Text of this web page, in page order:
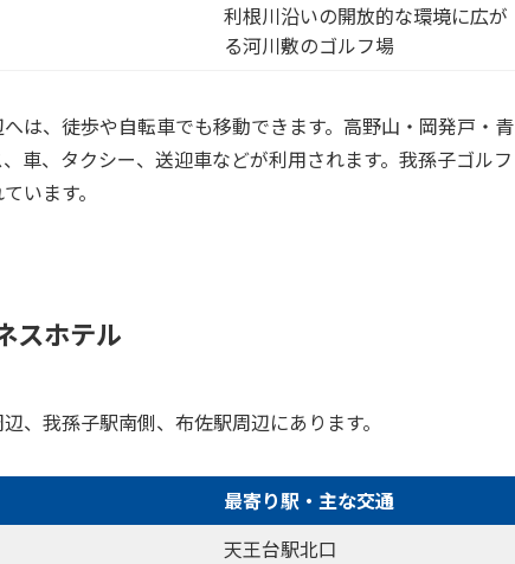
利根川沿いの開放的な環境に広が
る河川敷のゴルフ場
は、徒歩や自転車でも移動できます。高野山・岡発戸・青
車、タクシー、送迎車などが利用されます。我孫子ゴルフ
います。
スホテル
、我孫子駅南側、布佐駅周辺にあります。
最寄り駅・主な交通
天王台駅北口